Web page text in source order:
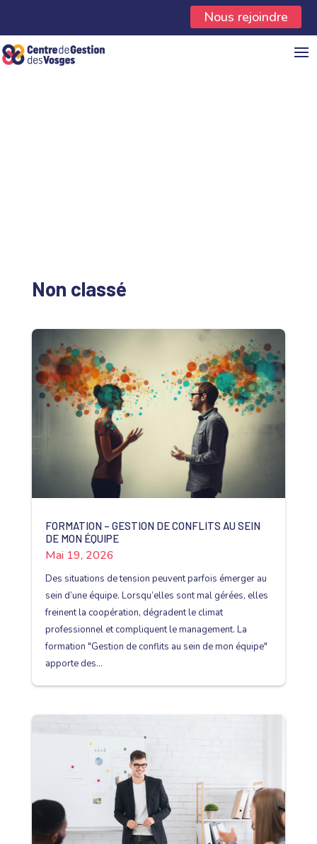
Nous rejoindre
Non classé
FORMATION – GESTION DE CONFLITS AU SEIN
DE MON ÉQUIPE
Mai 19, 2026
Des situations de tension peuvent parfois émerger au
sein d’une équipe. Lorsqu’elles sont mal gérées, elles
freinent la coopération, dégradent le climat
professionnel et compliquent le management. La
formation "Gestion de conflits au sein de mon équipe"
apporte des...